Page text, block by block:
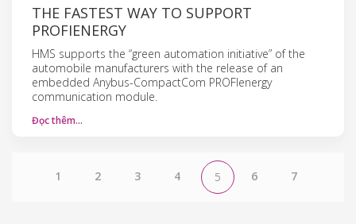
THE FASTEST WAY TO SUPPORT
PROFIENERGY
HMS supports the “green automation initiative” of the
automobile manufacturers with the release of an
embedded Anybus-CompactCom PROFIenergy
communication module.
Đọc thêm…
1 2 3 4 5 6 7